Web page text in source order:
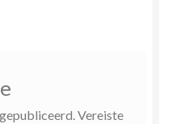
Vereiste